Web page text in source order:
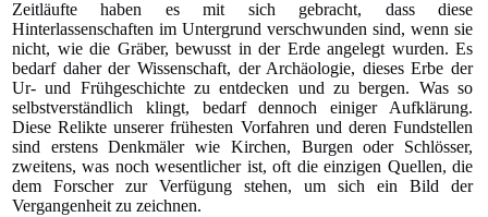
Zeitläufte haben es mit sich gebracht, dass diese
Hinterlassenschaften im Untergrund verschwunden sind, wenn sie
nicht, wie die Gräber, bewusst in der Erde angelegt wurden. Es
bedarf daher der Wissenschaft, der Archäologie, dieses Erbe der
Ur- und Frühgeschichte zu entdecken und zu bergen. Was so
selbstverständlich klingt, bedarf dennoch einiger Aufklärung.
Diese Relikte unserer frühesten Vorfahren und deren Fundstellen
sind erstens Denkmäler wie Kirchen, Burgen oder Schlösser,
zweitens, was noch wesentlicher ist, oft die einzigen Quellen, die
dem Forscher zur Verfügung stehen, um sich ein Bild der
Vergangenheit zu zeichnen.